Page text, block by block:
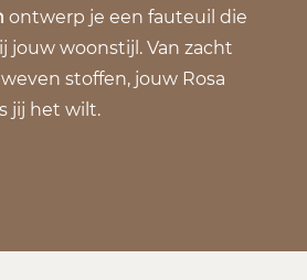
ontwerp je een fauteuil die
jouw woonstijl. Van zacht
stoffen, jouw Rosa
jij het wilt.